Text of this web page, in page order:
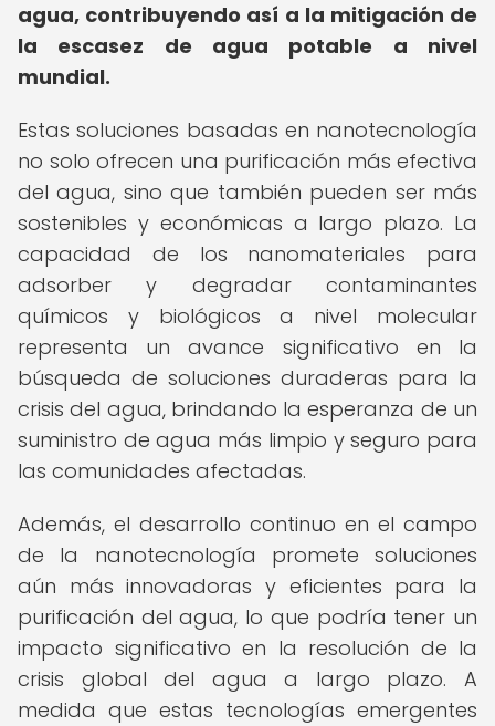
agua, contribuyendo así a la mitigación de
la escasez de agua potable a nivel
mundial.
Estas soluciones basadas en nanotecnología
no solo ofrecen una purificación más efectiva
del agua, sino que también pueden ser más
sostenibles y económicas a largo plazo. La
capacidad de los nanomateriales para
adsorber y degradar contaminantes
químicos y biológicos a nivel molecular
representa un avance significativo en la
búsqueda de soluciones duraderas para la
crisis del agua, brindando la esperanza de un
suministro de agua más limpio y seguro para
las comunidades afectadas.
Además, el desarrollo continuo en el campo
de la nanotecnología promete soluciones
aún más innovadoras y eficientes para la
purificación del agua, lo que podría tener un
impacto significativo en la resolución de la
crisis global del agua a largo plazo. A
medida que estas tecnologías emergentes